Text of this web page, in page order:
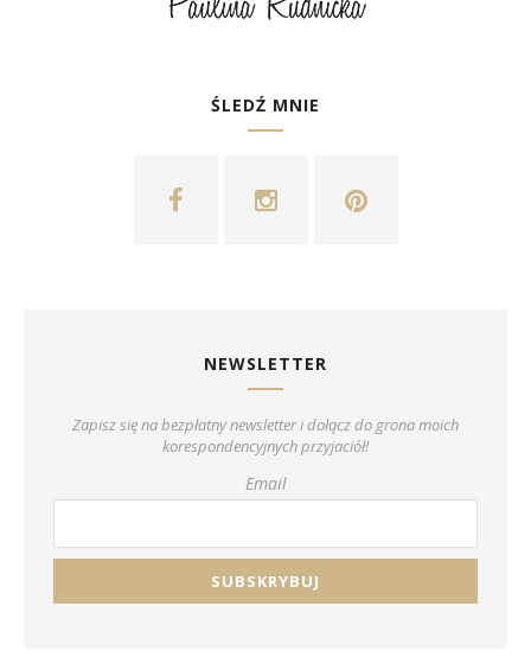
ŚLEDŹ MNIE
NEWSLETTER
Zapisz się na bezpłatny newsletter i dołącz do grona moich
korespondencyjnych przyjaciół!
Email